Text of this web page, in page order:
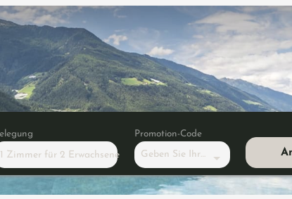
1 Zimmer für 2 Erwachsene
Promotion-Code
Geben Sie Ihren Code ein